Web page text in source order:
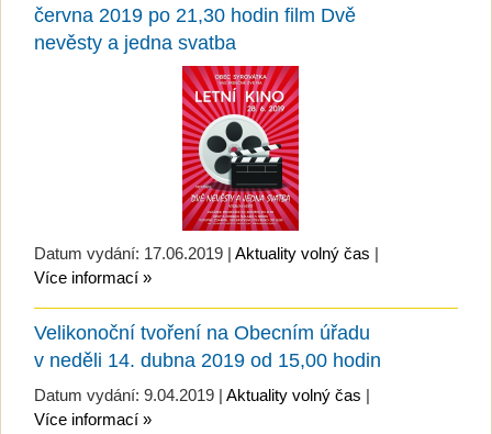
června 2019 po 21,30 hodin film Dvě
nevěsty a jedna svatba
Datum vydání: 17.06.2019 | Aktuality volný čas |
Více informací »
Velikonoční tvoření na Obecním úřadu
v neděli 14. dubna 2019 od 15,00 hodin
Datum vydání: 9.04.2019 | Aktuality volný čas |
Více informací »